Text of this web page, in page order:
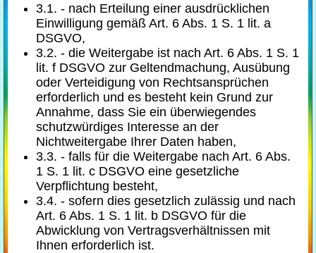
3.1. - nach Erteilung einer ausdrücklichen
Einwilligung gemäß Art. 6 Abs. 1 S. 1 lit. a
DSGVO,
3.2. - die Weitergabe ist nach Art. 6 Abs. 1 S. 1
lit. f DSGVO zur Geltendmachung, Ausübung
oder Verteidigung von Rechtsansprüchen
erforderlich und es besteht kein Grund zur
Annahme, dass Sie ein überwiegendes
schutzwürdiges Interesse an der
Nichtweitergabe Ihrer Daten haben,
3.3. - falls für die Weitergabe nach Art. 6 Abs.
1 S. 1 lit. c DSGVO eine gesetzliche
Verpflichtung besteht,
3.4. - sofern dies gesetzlich zulässig und nach
Art. 6 Abs. 1 S. 1 lit. b DSGVO für die
Abwicklung von Vertragsverhältnissen mit
Ihnen erforderlich ist.